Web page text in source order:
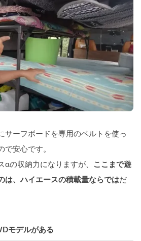
サーフボードを専用のベルトを使っ
で安心です。
αの収納力になりますが、 ここまで遊
は、ハイエースの積載量ならではだ
モデルがある